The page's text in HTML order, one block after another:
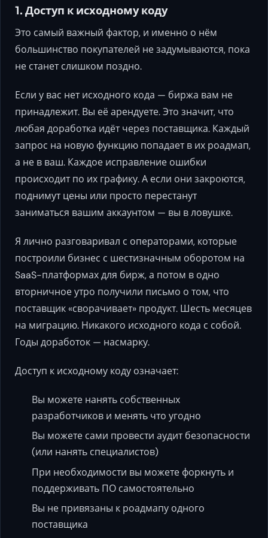
1. Доступ к исходному коду
Это самый важный фактор, и именно о нём
большинство покупателей не задумываются, пока
не станет слишком поздно.
Если у вас нет исходного кода — биржа вам не
принадлежит. Вы её арендуете. Это значит, что
любая доработка идёт через поставщика. Каждый
запрос на новую функцию попадает в их роадмап,
а не в ваш. Каждое исправление ошибки
происходит по их графику. А если они закроются,
поднимут цены или просто перестанут
заниматься вашим аккаунтом — вы в ловушке.
Я лично разговаривал с операторами, которые
построили бизнес с шестизначным оборотом на
SaaS-платформах для бирж, а потом в одно
вторничное утро получили письмо о том, что
поставщик «сворачивает» продукт. Шесть месяцев
на миграцию. Никакого исходного кода с собой.
Годы доработок — насмарку.
Доступ к исходному коду означает:
Вы можете нанять собственных
разработчиков и менять что угодно
Вы можете сами провести аудит безопасности
(или нанять специалистов)
При необходимости вы можете форкнуть и
поддерживать ПО самостоятельно
Вы не привязаны к роадмапу одного
поставщика